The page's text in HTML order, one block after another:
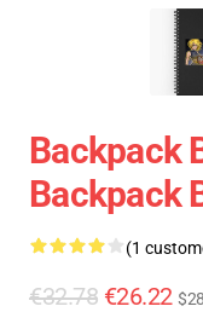
Backpack
Backpack
(1
€32.78 €26.22